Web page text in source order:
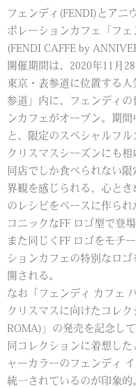
フェンディ(FENDI)とアニ
ボレーションカフェ「フ
(FENDI CAFFE by
開催期間は、2020年11月
東京・表参道に位置する
参道」内に、フェンディの
ンカフェがオープン。期
と、限定のスペシャルフル
クリスマスシーズンにも相
同店でしか食べられない
界観を感じられる、心と
のレシピをベースに作られ
コニックなFF ロゴ型で登場
また同じくFF ロゴをモチ
ションカフェの特別なロ
開される。
なお「フェンディ カフェ
クリスマスに向けたコレ
ROMA)」の発売を記念して
同コレクションに着想し
ャーカラーのフェンディ
統一されているのが印象